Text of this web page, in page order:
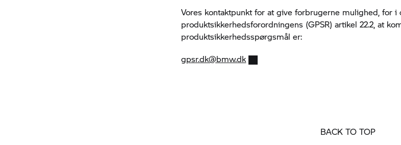
Vores kontaktpunkt for at give forbrugerne mulighed, for
produktsikkerhedsforordningens (GPSR) artikel 22.2, at
produktsikkerhedsspørgsmål er:
gpsr.dk@bmw.dk
BACK TO TOP